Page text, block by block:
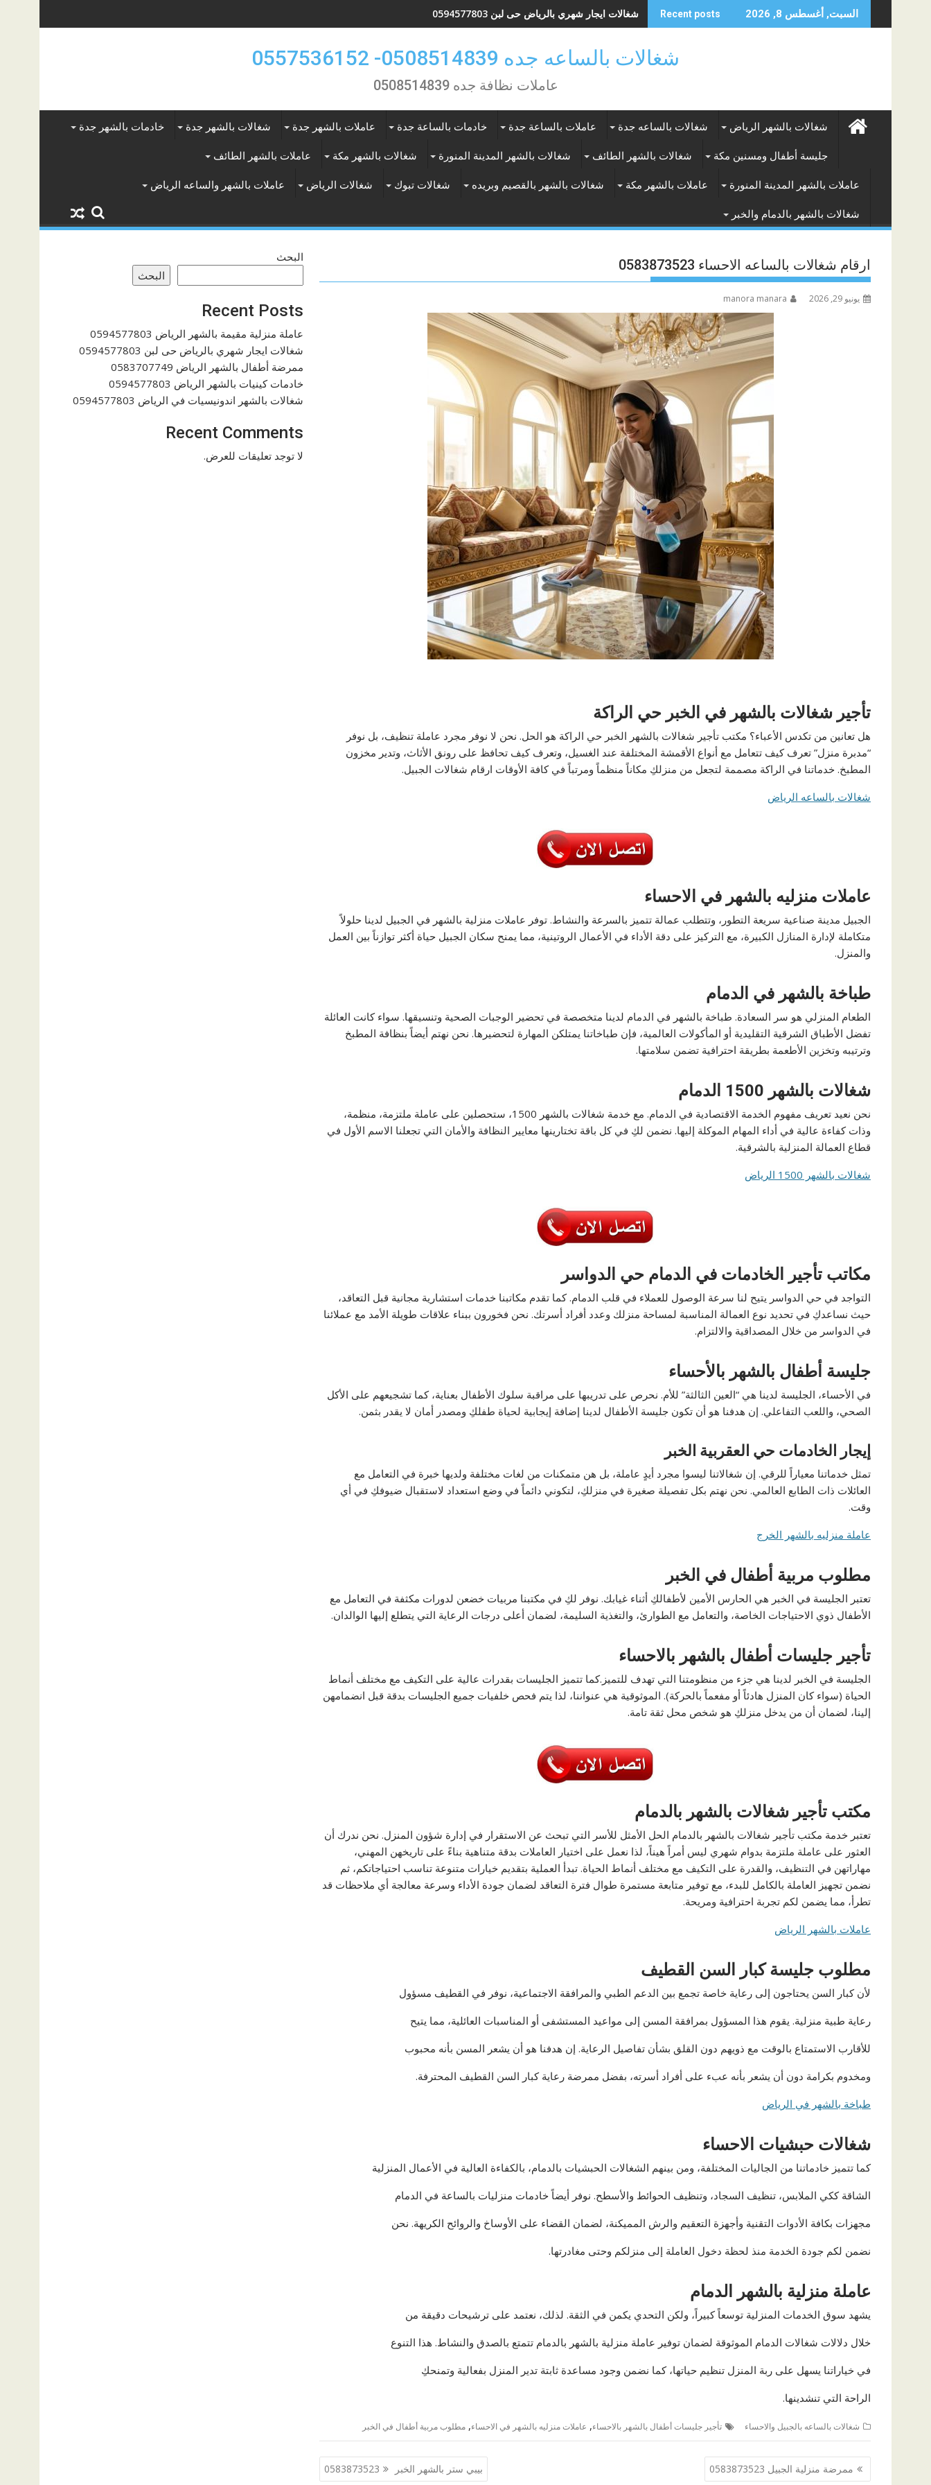
to
السبت, أغسطس 8, 2026 Recent posts شغالات ايجار شهري بالرياض حى لبن 0594577803
شغالات بالساعه جده 0508514839- 0557536152
عاملات نظافة جده 0508514839
شغالات بالشهر الرياض شغالات بالساعه جدة عاملات بالساعة جدة خادمات بالساعة جدة عاملات بالشهر جدة شغالات بالشهر جدة خادمات بالشهر جدة
جليسة أطفال ومسنين مكة شغالات بالشهر الطائف شغالات بالشهر المدينة المنورة شغالات بالشهر مكة عاملات بالشهر الطائف
عاملات بالشهر المدينة المنورة عاملات بالشهر مكة شغالات بالشهر بالقصيم وبريده شغالات تبوك شغالات الرياض عاملات بالشهر والساعه الرياض
شغالات بالشهر بالدمام والخبر
ارقام شغالات بالساعه الاحساء 0583873523
يونيو 29, 2026 manora manara
تأجير شغالات بالشهر في الخبر حي الراكة
هل تعانين من تكدس الأعباء؟ مكتب تأجير شغالات بالشهر الخبر حي الراكة هو الحل. نحن لا نوفر مجرد عاملة تنظيف، بل نوفر
“مدبرة منزل” تعرف كيف تتعامل مع أنواع الأقمشة المختلفة عند الغسيل، وتعرف كيف تحافظ على رونق الأثاث، وتدير مخزون
المطبخ. خدماتنا في الراكة مصممة لتجعل من منزلكِ مكاناً منظماً ومرتباً في كافة الأوقات ارقام شغالات الجبيل.
شغالات بالساعه الرياض
عاملات منزليه بالشهر في الاحساء
الجبيل مدينة صناعية سريعة التطور، وتتطلب عمالة تتميز بالسرعة والنشاط. توفر عاملات منزلية بالشهر في الجبيل لدينا حلولاً
متكاملة لإدارة المنازل الكبيرة، مع التركيز على دقة الأداء في الأعمال الروتينية، مما يمنح سكان الجبيل حياة أكثر توازناً بين العمل
والمنزل.
طباخة بالشهر في الدمام
الطعام المنزلي هو سر السعادة. طباخة بالشهر في الدمام لدينا متخصصة في تحضير الوجبات الصحية وتنسيقها. سواء كانت العائلة
تفضل الأطباق الشرقية التقليدية أو المأكولات العالمية، فإن طباخاتنا يمتلكن المهارة لتحضيرها. نحن نهتم أيضاً بنظافة المطبخ
وترتيبه وتخزين الأطعمة بطريقة احترافية تضمن سلامتها.
شغالات بالشهر 1500 الدمام
نحن نعيد تعريف مفهوم الخدمة الاقتصادية في الدمام. مع خدمة شغالات بالشهر 1500، ستحصلين على عاملة ملتزمة، منظمة،
وذات كفاءة عالية في أداء المهام الموكلة إليها. نضمن لكِ في كل باقة تختارينها معايير النظافة والأمان التي تجعلنا الاسم الأول في
قطاع العمالة المنزلية بالشرقية.
شغالات بالشهر 1500 الرياض
مكاتب تأجير الخادمات في الدمام حي الدواسر
التواجد في حي الدواسر يتيح لنا سرعة الوصول للعملاء في قلب الدمام. كما تقدم مكاتبنا خدمات استشارية مجانية قبل التعاقد،
حيث نساعدكِ في تحديد نوع العمالة المناسبة لمساحة منزلك وعدد أفراد أسرتك. نحن فخورون ببناء علاقات طويلة الأمد مع عملائنا
في الدواسر من خلال المصداقية والالتزام.
جليسة أطفال بالشهر بالأحساء
في الأحساء، الجليسة لدينا هي “العين الثالثة” للأم. نحرص على تدريبها على مراقبة سلوك الأطفال بعناية، كما تشجيعهم على الأكل
الصحي، واللعب التفاعلي. إن هدفنا هو أن تكون جليسة الأطفال لدينا إضافة إيجابية لحياة طفلكِ ومصدر أمان لا يقدر بثمن.
إيجار الخادمات حي العقربية الخبر
تمثل خدماتنا معياراً للرقي. إن شغالاتنا ليسوا مجرد أيدٍ عاملة، بل هن متمكنات من لغات مختلفة ولديها خبرة في التعامل مع
العائلات ذات الطابع العالمي. نحن نهتم بكل تفصيلة صغيرة في منزلكِ، لتكوني دائماً في وضع استعداد لاستقبال ضيوفكِ في أي
وقت.
عاملة منزليه بالشهر الخرج
مطلوب مربية أطفال في الخبر
تعتبر الجليسة في الخبر هي الحارس الأمين لأطفالكِ أثناء غيابك. نوفر لكِ في مكتبنا مربيات خضعن لدورات مكثفة في التعامل مع
الأطفال ذوي الاحتياجات الخاصة، والتعامل مع الطوارئ، والتغذية السليمة، لضمان أعلى درجات الرعاية التي يتطلع إليها الوالدان.
تأجير جليسات أطفال بالشهر بالاحساء
الجليسة في الخبر لدينا هي جزء من منظومتنا التي تهدف للتميز.كما تتميز الجليسات بقدرات عالية على التكيف مع مختلف أنماط
الحياة (سواء كان المنزل هادئاً أو مفعماً بالحركة). الموثوقية هي عنواننا، لذا يتم فحص خلفيات جميع الجليسات بدقة قبل انضمامهن
إلينا، لضمان أن من يدخل منزلكِ هو شخص محل ثقة تامة.
مكتب تأجير شغالات بالشهر بالدمام
تعتبر خدمة مكتب تأجير شغالات بالشهر بالدمام الحل الأمثل للأسر التي تبحث عن الاستقرار في إدارة شؤون المنزل. نحن ندرك أن
العثور على عاملة ملتزمة بدوام شهري ليس أمراً هيناً، لذا نعمل على اختيار العاملات بدقة متناهية بناءً على تاريخهن المهني،
مهاراتهن في التنظيف، والقدرة على التكيف مع مختلف أنماط الحياة. تبدأ العملية بتقديم خيارات متنوعة تناسب احتياجاتكم، ثم
نضمن تجهيز العاملة بالكامل للبدء، مع توفير متابعة مستمرة طوال فترة التعاقد لضمان جودة الأداء وسرعة معالجة أي ملاحظات قد
تطرأ، مما يضمن لكم تجربة احترافية ومريحة.
عاملات بالشهر الرياض
مطلوب جليسة كبار السن القطيف
لأن كبار السن يحتاجون إلى رعاية خاصة تجمع بين الدعم الطبي والمرافقة الاجتماعية، نوفر في القطيف مسؤول
رعاية طبية منزلية. يقوم هذا المسؤول بمرافقة المسن إلى مواعيد المستشفى أو المناسبات العائلية، مما يتيح
للأقارب الاستمتاع بالوقت مع ذويهم دون القلق بشأن تفاصيل الرعاية. إن هدفنا هو أن يشعر المسن بأنه محبوب
ومخدوم بكرامة دون أن يشعر بأنه عبء على أفراد أسرته، بفضل ممرضة رعاية كبار السن القطيف المحترفة.
طباخة بالشهر في الرياض
شغالات حبشيات الاحساء
كما تتميز خادماتنا من الجاليات المختلفة، ومن بينهم الشغالات الحبشيات بالدمام، بالكفاءة العالية في الأعمال المنزلية
الشاقة ككي الملابس، تنظيف السجاد، وتنظيف الحوائط والأسطح. نوفر أيضاً خادمات منزليات بالساعة في الدمام
مجهزات بكافة الأدوات التقنية وأجهزة التعقيم والرش المميكنة، لضمان القضاء على الأوساخ والروائح الكريهة. نحن
نضمن لكم جودة الخدمة منذ لحظة دخول العاملة إلى منزلكم وحتى مغادرتها.
عاملة منزلية بالشهر الدمام
يشهد سوق الخدمات المنزلية توسعاً كبيراً، ولكن التحدي يكمن في الثقة. لذلك، نعتمد على ترشيحات دقيقة من
خلال دلالات شغالات الدمام الموثوقة لضمان توفير عاملة منزلية بالشهر بالدمام تتمتع بالصدق والنشاط. هذا التنوع
في خياراتنا يسهل على ربة المنزل تنظيم حياتها، كما نضمن وجود مساعدة ثابتة تدير المنزل بفعالية وتمنحكِ
الراحة التي تنشدينها.
شغالات بالساعه بالجبيل والاحساء تأجير جليسات أطفال بالشهر بالاحساء, عاملات منزليه بالشهر في الاحساء, مطلوب مربية أطفال في الخبر
تصفّح
ممرضة منزلية الجبيل 0583873523 بيبي ستر بالشهر الخبر 0583873523
البحث
البحث
Recent Posts
عاملة منزلية مقيمة بالشهر الرياض 0594577803
شغالات ايجار شهري بالرياض حى لبن 0594577803
ممرضة أطفال بالشهر الرياض 0583707749
خادمات كينيات بالشهر الرياض 0594577803
شغالات بالشهر اندونيسيات في الرياض 0594577803
Recent Comments
لا توجد تعليقات للعرض.